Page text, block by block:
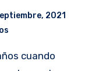
2021